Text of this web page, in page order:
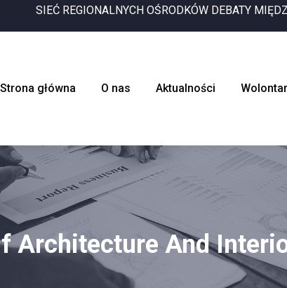
SIEĆ REGIONALNYCH OŚRODKÓW DEBATY
Strona główna O nas Aktualności
Architecture And